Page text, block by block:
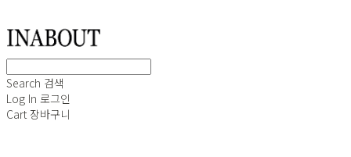
Search 검색
Log In 로그인
Cart 장바구니